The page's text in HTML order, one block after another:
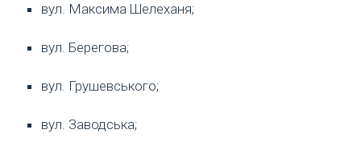
вул. Максима Шелеханя;
вул. Берегова;
вул. Грушевського;
вул. Заводська;